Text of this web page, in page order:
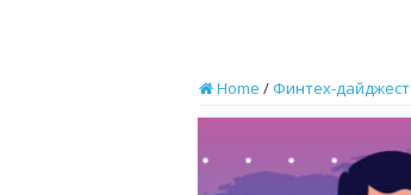
Home / Финтех-дайджест